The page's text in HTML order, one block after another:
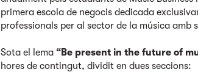
primera escola de negocis dedicada
professionals per al sector de la música amb
Sota el lema “Be present in the future of
hores de contingut, dividit en dues seccions: